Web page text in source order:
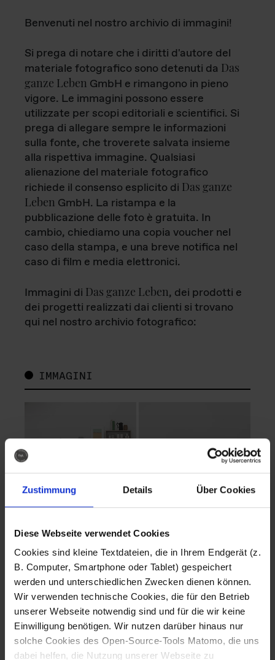
Zustimmung Details Über Cookies
Diese Webseite verwendet Cookies
Cookies sind kleine Textdateien, die in Ihrem Endgerät (z.
B. Computer, Smartphone oder Tablet) gespeichert
werden und unterschiedlichen Zwecken dienen können.
Wir verwenden technische Cookies, die für den Betrieb
unserer Webseite notwendig sind und für die wir keine
Einwilligung benötigen. Wir nutzen darüber hinaus nur
solche Cookies des Open-Source-Tools Matomo, die uns
dabei helfen, die Nutzung unserer Webseite zu
Benvenuti nel nostro archivio di immagini!
Si prega di notare che i diritti d'autore del
materiale fotografico sono detenuti da Das
ganze Leben GmbH e rimangono in pieno
vigore. Le immagini possono essere
utilizzate per scopi editoriali e scientifici. Si
prega di allegare sempre le informazioni
sulla fonte, che troverete salvata insieme
alla rispettiva immagine. Qualsiasi
alienazione del materiale fotografico
richiede il consenso esplicito di Das ganze
Leben GmbH. La ristampa e la
pubblicazione delle foto è gratuita. In
cambio, chiediamo una copia voucher nel
caso della stampa, e una breve notifica nel
caso di film e media elettronici.
Immagini di Das ganze Leben, dei prodotti e
dei progetti realizzati dai clienti si trovano
qui nel nostro archivio fotografico:
IMMAGINI
Fotografo: Lorenz
Sternbach
Download
Fotografo: Lorenz
Sternbach
Download